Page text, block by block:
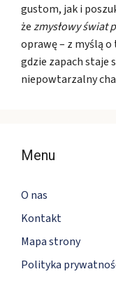
gustom, jak i
żezmysłowy świat
oprawę – z myślą
gdzie zapach staje
niepowtarzalny
Menu
O nas
Kontakt
Mapa strony
Polityka